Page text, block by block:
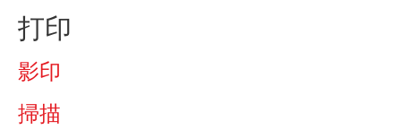
下載手冊
打印
影印
掃描